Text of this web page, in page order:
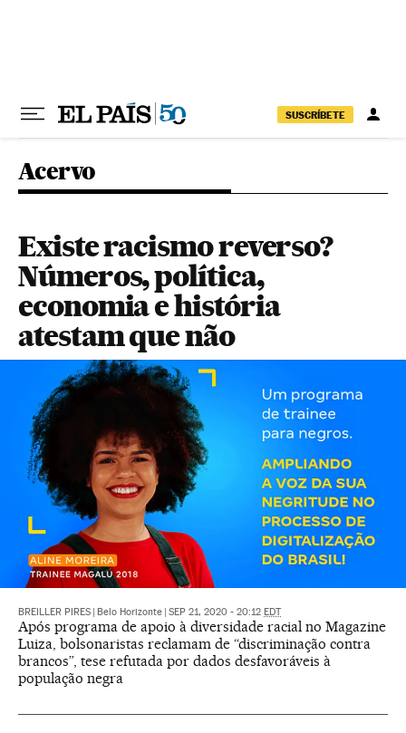
SUSCRÍBETE
Acervo
Existe racismo reverso?
Números, política,
economia e história
atestam que não
BREILLER PIRES Belo Horizonte SEP 21, 2020 - 20:12 EDT
Após programa de apoio à diversidade racial no Magazine
Luiza, bolsonaristas reclamam de “discriminação contra
brancos”, tese refutada por dados desfavoráveis à
população negra